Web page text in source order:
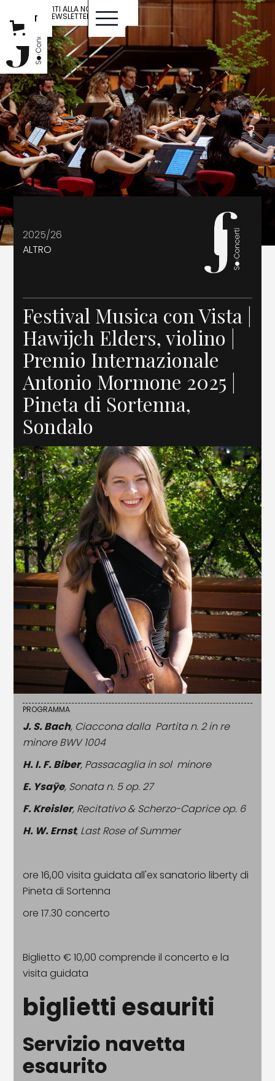
ENG
IT
ISCRIVITI ALLA NOSTRA
NEWSLETTER
2025/26
ALTRO
Festival Musica con Vista |
Hawijch Elders, violino |
Premio Internazionale
Antonio Mormone 2025 |
Pineta di Sortenna,
Sondalo
PROGRAMMA
J. S. Bach, Ciaccona dalla Partita n. 2 in re
minore BWV 1004
H. I. F. Biber, Passacaglia in sol minore
E. Ysaÿe, Sonata n. 5 op. 27
F. Kreisler, Recitativo & Scherzo-Caprice op. 6
H. W. Ernst, Last Rose of Summer
ore 16,00 visita guidata all'ex sanatorio liberty di
Pineta di Sortenna
ore 17.30 concerto
Biglietto € 10,00 comprende il concerto e la
visita guidata
biglietti esauriti
Servizio navetta
esaurito